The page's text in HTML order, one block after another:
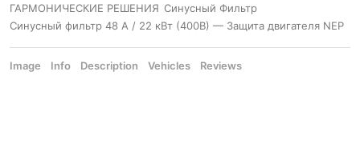
ГАРМОНИЧЕСКИЕ РЕШЕНИЯ Синусный Фильтр
Синусный фильтр 48 А / 22 кВт (400В) — Защита двигателя NEP
Image Info Description Vehicles Reviews